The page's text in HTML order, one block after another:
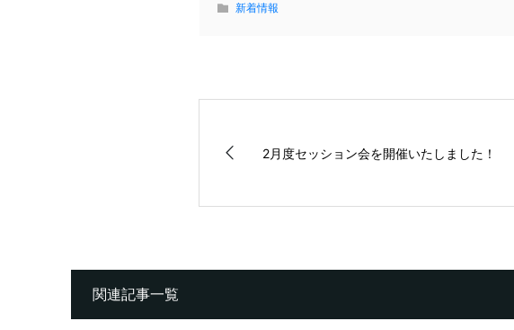
新着情報
2月度セッション会を開催いたしました！
関連記事一覧